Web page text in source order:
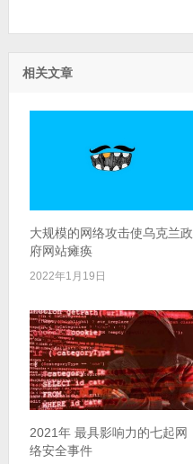
相关文章
大规模的网络攻击使乌克兰政
府网站瘫痪
2022年1月19日
2021年 最具影响力的七起网
络安全事件